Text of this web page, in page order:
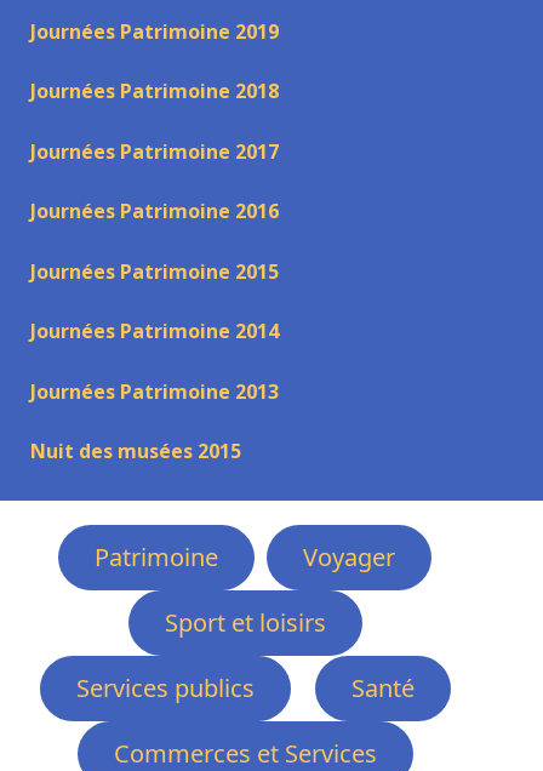
Journées Patrimoine 2019
Journées Patrimoine 2018
Journées Patrimoine 2017
Journées Patrimoine 2016
Journées Patrimoine 2015
Journées Patrimoine 2014
Journées Patrimoine 2013
Nuit des musées 2015
Patrimoine
Voyager
Sport et loisirs
Services publics
Santé
Commerces et Services